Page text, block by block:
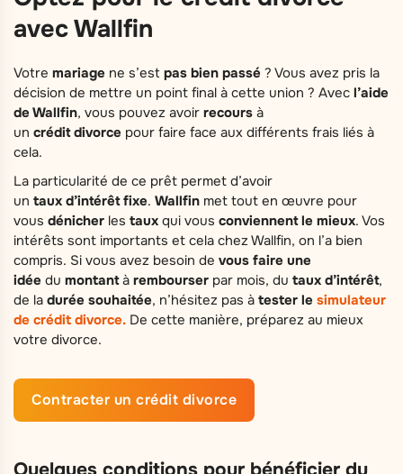
avec Wallfin
Votre mariage ne s’est pas bien passé ? Vous avez pris la
décision de mettre un point final à cette union ? Avec l’aide
de Wallfin, vous pouvez avoir recours à
un crédit divorce pour faire face aux différents frais liés à
cela.
La particularité de ce prêt permet d’avoir
un taux d’intérêt fixe. Wallfin met tout en œuvre pour
vous dénicher les taux qui vous conviennent le mieux. Vos
intérêts sont importants et cela chez Wallfin, on l’a bien
compris. Si vous avez besoin de vous faire une
idée du montantà rembourser par mois, du taux d’intérêt,
de la durée souhaitée, n’hésitez pas à tester le simulateur
de crédit divorce. De cette manière, préparez au mieux
votre divorce.
Contracter un crédit divorce